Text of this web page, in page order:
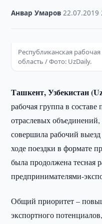
Анвар Умаров ·22.07.2019 ·
Республиканская
область / Фото: UzDaily.
Ташкент, Узбекистан
рабочая группа в составе
отраслевых
совершила рабочий
ходе поездки в формате
была продолжена тесная
предпринимателями-
Общий приоритет –
экспортного